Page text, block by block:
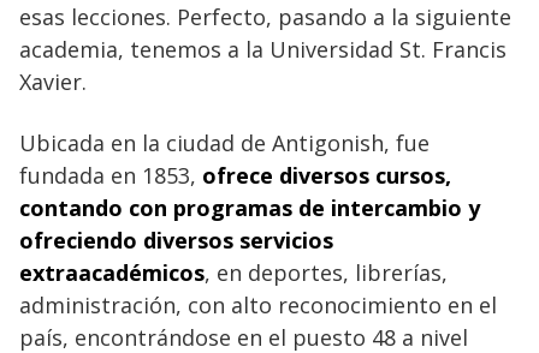
esas lecciones. Perfecto, pasando a la siguiente
academia, tenemos a la Universidad St. Francis
Xavier.
Ubicada en la ciudad de Antigonish, fue
fundada en 1853, ofrece diversos cursos,
contando con programas de intercambio y
ofreciendo diversos servicios
extraacadémicos, en deportes, librerías,
administración, con alto reconocimiento en el
país, encontrándose en el puesto 48 a nivel